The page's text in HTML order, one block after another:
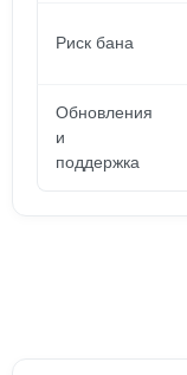
Риск бана
Обновления
и
поддержка